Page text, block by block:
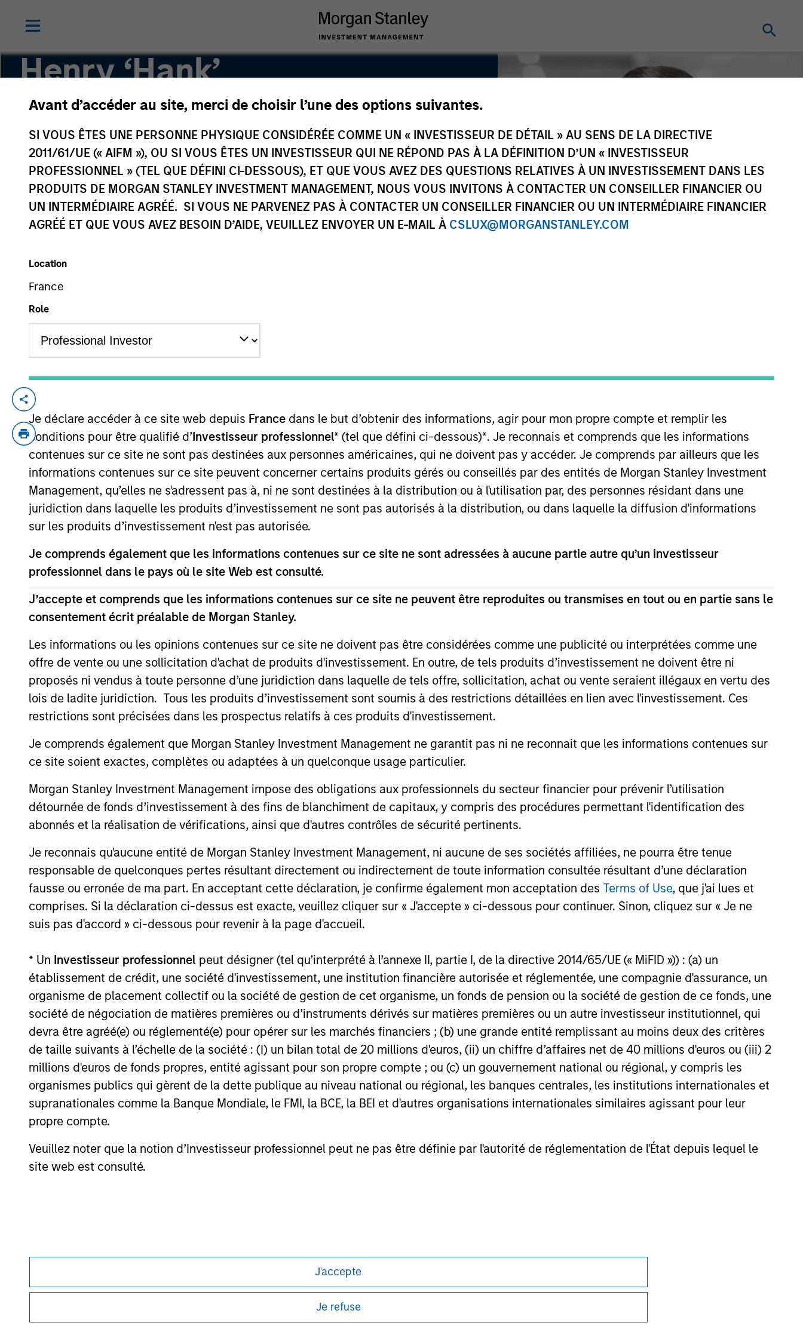
Avant d’accéder au site, merci de choisir l’une des options suivantes.
SI VOUS ÊTES UNE PERSONNE PHYSIQUE CONSIDÉRÉE COMME UN « INVESTISSEUR DE DÉTAIL » AU SENS DE LA DIRECTIVE
2011/61/UE (« AIFM »), OU SI VOUS ÊTES UN INVESTISSEUR QUI NE RÉPOND PAS À LA DÉFINITION D’UN « INVESTISSEUR
PROFESSIONNEL » (TEL QUE DÉFINI CI-DESSOUS), ET QUE VOUS AVEZ DES QUESTIONS RELATIVES À UN INVESTISSEMENT DANS LES
PRODUITS DE MORGAN STANLEY INVESTMENT MANAGEMENT, NOUS VOUS INVITONS À CONTACTER UN CONSEILLER FINANCIER OU
UN INTERMÉDIAIRE AGRÉÉ. SI VOUS NE PARVENEZ PAS À CONTACTER UN CONSEILLER FINANCIER OU UN INTERMÉDIAIRE FINANCIER
AGRÉÉ ET QUE VOUS AVEZ BESOIN D’AIDE, VEUILLEZ ENVOYER UN E-MAIL À CSLUX@MORGANSTANLEY.COM
Location
France
Role
Je déclare accéder à ce site web depuis France dans le but d’obtenir des informations, agir pour mon propre compte et remplir les
conditions pour être qualifié d’Investisseur professionnel* (tel que défini ci-dessous)*. Je reconnais et comprends que les informations
contenues sur ce site ne sont pas destinées aux personnes américaines, qui ne doivent pas y accéder. Je comprends par ailleurs que les
informations contenues sur ce site peuvent concerner certains produits gérés ou conseillés par des entités de Morgan Stanley Investment
Management, qu’elles ne s'adressent pas à, ni ne sont destinées à la distribution ou à l'utilisation par, des personnes résidant dans une
juridiction dans laquelle les produits d’investissement ne sont pas autorisés à la distribution, ou dans laquelle la diffusion d'informations
sur les produits d’investissement n'est pas autorisée.
Je comprends également que les informations contenues sur ce site ne sont adressées à aucune partie autre qu’un investisseur
professionnel dans le pays où le site Web est consulté.
J’accepte et comprends que les informations contenues sur ce site ne peuvent être reproduites ou transmises en tout ou en partie sans le
consentement écrit préalable de Morgan Stanley.
Les informations ou les opinions contenues sur ce site ne doivent pas être considérées comme une publicité ou interprétées comme une
offre de vente ou une sollicitation d'achat de produits d'investissement. En outre, de tels produits d’investissement ne doivent être ni
proposés ni vendus à toute personne d’une juridiction dans laquelle de tels offre, sollicitation, achat ou vente seraient illégaux en vertu des
lois de ladite juridiction. Tous les produits d’investissement sont soumis à des restrictions détaillées en lien avec l'investissement. Ces
restrictions sont précisées dans les prospectus relatifs à ces produits d'investissement.
Je comprends également que Morgan Stanley Investment Management ne garantit pas ni ne reconnait que les informations contenues sur
ce site soient exactes, complètes ou adaptées à un quelconque usage particulier.
Morgan Stanley Investment Management impose des obligations aux professionnels du secteur financier pour prévenir l’utilisation
détournée de fonds d’investissement à des fins de blanchiment de capitaux, y compris des procédures permettant l'identification des
abonnés et la réalisation de vérifications, ainsi que d'autres contrôles de sécurité pertinents.
Je reconnais qu'aucune entité de Morgan Stanley Investment Management, ni aucune de ses sociétés affiliées, ne pourra être tenue
responsable de quelconques pertes résultant directement ou indirectement de toute information consultée résultant d’une déclaration
fausse ou erronée de ma part. En acceptant cette déclaration, je confirme également mon acceptation des Terms of Use, que j'ai lues et
comprises. Si la déclaration ci-dessus est exacte, veuillez cliquer sur « J'accepte » ci-dessous pour continuer. Sinon, cliquez sur « Je ne
suis pas d'accord » ci-dessous pour revenir à la page d'accueil.
* Un Investisseur professionnel peut désigner (tel qu’interprété à l’annexe II, partie I, de la directive 2014/65/UE (« MiFID »)) : (a) un
établissement de crédit, une société d'investissement, une institution financière autorisée et réglementée, une compagnie d'assurance, un
organisme de placement collectif ou la société de gestion de cet organisme, un fonds de pension ou la société de gestion de ce fonds, une
société de négociation de matières premières ou d’instruments dérivés sur matières premières ou un autre investisseur institutionnel, qui
devra être agréé(e) ou réglementé(e) pour opérer sur les marchés financiers ; (b) une grande entité remplissant au moins deux des critères
de taille suivants à l’échelle de la société : (I) un bilan total de 20 millions d'euros, (ii) un chiffre d’affaires net de 40 millions d'euros ou (iii) 2
millions d'euros de fonds propres, entité agissant pour son propre compte ; ou (c) un gouvernement national ou régional, y compris les
organismes publics qui gèrent de la dette publique au niveau national ou régional, les banques centrales, les institutions internationales et
supranationales comme la Banque Mondiale, le FMI, la BCE, la BEI et d'autres organisations internationales similaires agissant pour leur
propre compte.
Veuillez noter que la notion d’Investisseur professionnel peut ne pas être définie par l'autorité de réglementation de l'État depuis lequel le
site web est consulté.
J'accepte
Je refuse
Henry ‘Hank’
D’Alessandro
Vice Chairman of NA Private Credit
YEARS OF INDUSTRY EXPERIENCE
34 Years
by structuring transactions consistent with a portfolio company's
strategic and financial goals. Additionally, we seek to add value
throughout the investment horizon by leveraging Morgan Stanley’s
global network, industry expertise and purchasing power.
Mr. D’Alessandro is a Managing Director of Morgan Stanley, Vice Chair of MS Private Credit, Co-Portfolio Manager and Chief
Investment Officer of the North Haven Credit Partners II and III, and Co-Portfolio Manager and Chief Investment Officer of the
experience. Mr. D’Alessandro is Head of Credit Partners’ Investment and Valuation Committees and is a member of Morgan
Stanley’s Private Credit & Equity Executive Committee. He is based in New York. Mr. D’Alessandro joined Morgan Stanley in 1997
Leveraged Finance. Prior to joining Morgan Stanley, he was a Vice President at Chase Securities, Inc. and an Audit Manager at
KPMG Peat Marwick. Mr. D’Alessandro holds a B.S., magna cum laude, from Seton Hall University and an MBA from Cornell
directors of Strata Worldwide.
Team Insights
PRESS RELEASE
SkyKick Announces $130
Million Financing to
Accelerate Cloud Automation
SkyKick, a global provider of no-code and
Information Technology Services
Providers (ITSPs), announced today that it
closed a $130 million financing bringing its
total capital raised to over $200 million.
14-SEP-2021
PRESS RELEASE
Morgan Stanley Investment
Management Raises $1.6
billion for North Haven
Morgan Stanley Investment Management
for North Haven Credit Partners III,
exceeding its original fundraising target by
29%. Investors in North Haven Credit
Partners III, the successor fund to North
Haven Credit Partners II, include public
and private pension funds, sovereign
wealth funds, insurance companies and
03-AUG-2021
PRESS RELEASE
Patriot Growth Insurance
Services Raises Additional
growing national insurance agencies,
today announced that it has closed on a
new round of financing in support of its
aggressive organic and acquisition-driven
growth strategy. The additional capital
represents another significant expansion
of Patriot’s existing debt facility; this raise
Stanley Private Credit and Antares.
12-JUL-2021
May not represent all Team Members.
The information on this page is for informational purposes only. The information contained herein does not constitute and should not be construed as an
purchase or sale would be unlawful under the securities, insurance or other laws of such jurisdiction.
All investing involves risks, including a loss of principal.
Morgan Stanley Careers